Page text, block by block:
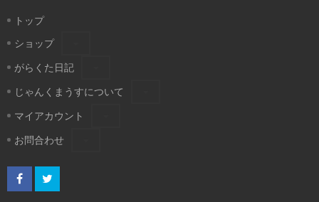
トップ
ショップ
がらくた日記
じゃんくまうすについて
マイアカウント
お問合わせ